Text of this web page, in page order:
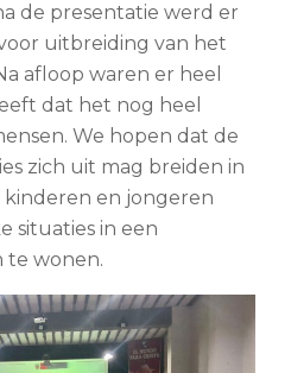
de presentatie werd er
uitbreiding van het
afloop waren er heel
dat het nog heel
We hopen dat de
zich uit mag breiden in
en jongeren
situaties in een
te wonen.